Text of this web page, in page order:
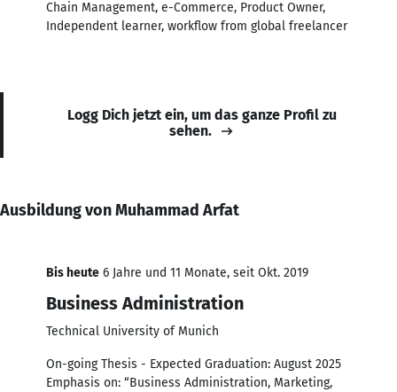
Chain Management, e-Commerce, Product Owner,
Independent learner, workflow from global freelancer
Logg Dich jetzt ein, um das ganze Profil zu
sehen.
Ausbildung von Muhammad Arfat
Bis heute 6 Jahre und 11 Monate, seit Okt. 2019
Business Administration
Technical University of Munich
On-going Thesis - Expected Graduation: August 2025
Emphasis on: “Business Administration, Marketing,